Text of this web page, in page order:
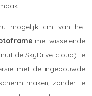
mogelijk om van het
met wisselende
de SkyDrive-cloud) te
met de ingebouwde
maken, zonder te